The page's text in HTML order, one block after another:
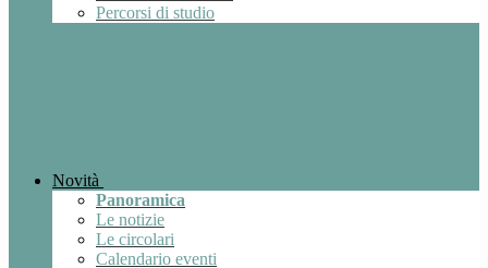
Percorsi di studio
Novità
Panoramica
Le notizie
Le circolari
Calendario eventi